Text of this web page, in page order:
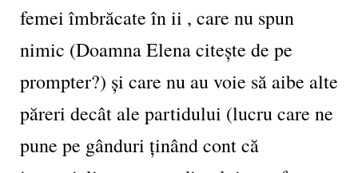
femei îmbrăcate în ii , care nu spun
nimic (Doamna Elena citește de pe
prompter?) și care nu au voie să aibe alte
păreri decât ale partidului (lucru care ne
pune pe gânduri ținând cont că